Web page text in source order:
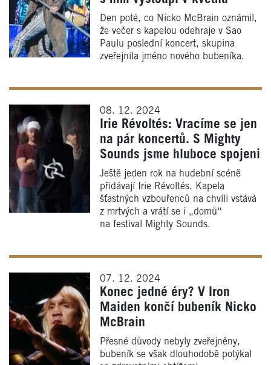
Den poté, co Nicko McBrain oznámil,
že večer s kapelou odehraje v Sao
Paulu poslední koncert, skupina
zveřejnila jméno nového bubeníka.
08. 12. 2024
Irie Révoltés: Vracíme se jen
na pár koncertů. S Mighty
Sounds jsme hluboce spojeni
Ještě jeden rok na hudební scéně
přidávají Irie Révoltés. Kapela
šťastných vzbouřenců na chvíli vstává
z mrtvých a vrátí se i „domů“
na festival Mighty Sounds.
07. 12. 2024
Konec jedné éry? V Iron
Maiden končí bubeník Nicko
McBrain
Přesné důvody nebyly zveřejněny,
bubeník se však dlouhodobě potýkal